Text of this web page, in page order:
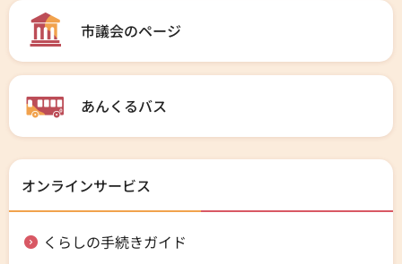
市議会のページ
あんくるバス
オンラインサービス
くらしの手続きガイド